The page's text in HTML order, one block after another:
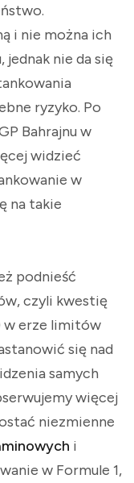
i nie można ich
nie da się
ryzyko. Po
Bahrajnu w
widzieć
w
na takie
podnieść
czyli kwestię
w erze limitów
się nad
samych
więcej
niezmienne
i
w Formule 1,